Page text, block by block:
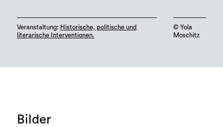
Veranstaltung: Historische, politische und
literarische Interventionen.
©️ Yola
Moschitz
Bilder